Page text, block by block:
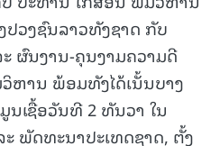
ວງຊົນລາວທັງຊາດ ກັບ
ຜົນງານ-ຄຸນງາມຄວາມດີ
ຫານ ພ້ອມທັງໄດ້ເນັ້ນບາງ
ນເຊື້ອວັນທີ 2 ທັນວາ ໃນ
ພັດທະນາປະເທດຊາດ, ຕັ້ງ